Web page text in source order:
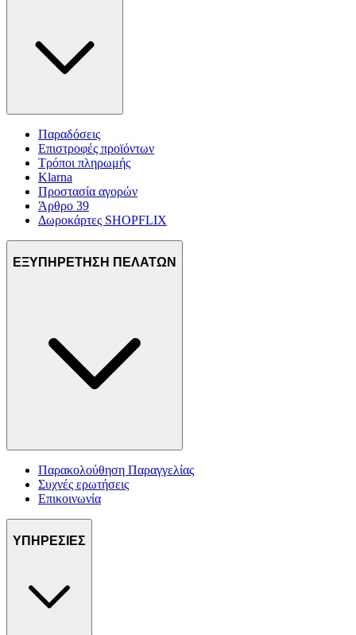
Παραδόσεις
Επιστροφές προϊόντων
Τρόποι πληρωμής
Klarna
Προστασία αγορών
Άρθρο 39
Δωροκάρτες SHOPFLIX
ΕΞΥΠΗΡΕΤΗΣΗ ΠΕΛΑΤΩΝ
Παρακολούθηση Παραγγελίας
Συχνές ερωτήσεις
Επικοινωνία
ΥΠΗΡΕΣΙΕΣ